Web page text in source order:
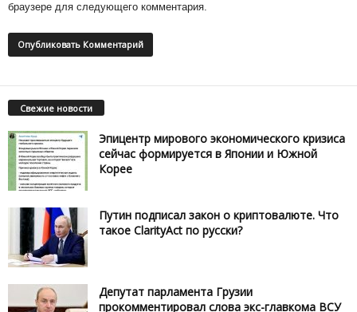
браузере для следующего комментария.
Свежие новости
Эпицентр мирового экономического кризиса
сейчас формируется в Японии и Южной
Корее
Путин подписал закон о криптовалюте. Что
такое ClarityAct по русски?
Депутат парламента Грузии
прокомментировал слова экс-главкома ВСУ